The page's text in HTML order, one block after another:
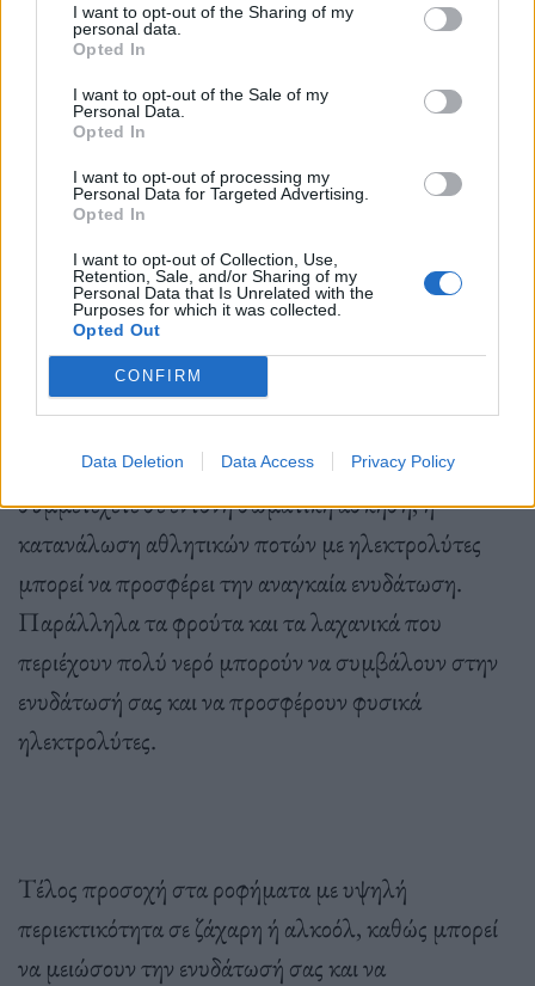
I want to opt-out of the Sharing of my
personal data.
Opted In
I want to opt-out of the Sale of my
Personal Data.
Opted In
I want to opt-out of processing my
Personal Data for Targeted Advertising.
Opted In
I want to opt-out of Collection, Use,
Retention, Sale, and/or Sharing of my
Personal Data that Is Unrelated with the
Purposes for which it was collected.
Opted Out
CONFIRM
Data Deletion Data Access Privacy Policy
Τα αναψυκτικά με υψηλή περιεκτικότητα σε ζάχαρη
είναι επίσης στην ίδια κατηγορία. Οι υψηλές
ποσότητες ζάχαρης όχι μόνο προσφέρουν κενές
θερμίδες, αλλά μπορούν και να εντείνουν την
αφυδάτωση.
Για να διατηρηθείτε ενυδατωμένοι και να
υποστηρίξετε τη συνολική σας υγεία, το νερό
παραμένει η καλύτερη επιλογή. Εάν βρίσκεστε σε
συνθήκες όπου η θερμοκρασία είναι υψηλή ή αν
συμμετέχετε σε έντονη σωματική άσκηση, η
κατανάλωση αθλητικών ποτών με ηλεκτρολύτες
μπορεί να προσφέρει την αναγκαία ενυδάτωση.
Παράλληλα τα φρούτα και τα λαχανικά που
περιέχουν πολύ νερό μπορούν να συμβάλουν στην
ενυδάτωσή σας και να προσφέρουν φυσικά
ηλεκτρολύτες.
Τέλος προσοχή στα ροφήματα με υψηλή
περιεκτικότητα σε ζάχαρη ή αλκοόλ, καθώς μπορεί
να μειώσουν την ενυδάτωσή σας και να